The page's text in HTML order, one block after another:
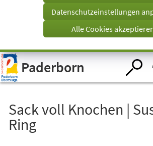
Visuelle
Assistenzsoftware
öffnen.
Tab)
Datenschutzeinstellungen
Alle Cookies
Paderborn
Sack voll Knochen |
Ring